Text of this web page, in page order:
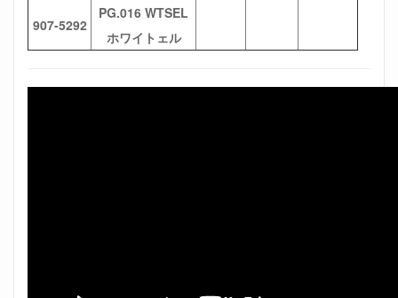
907-5292
PG.016 WTSEL
ホワイトェル